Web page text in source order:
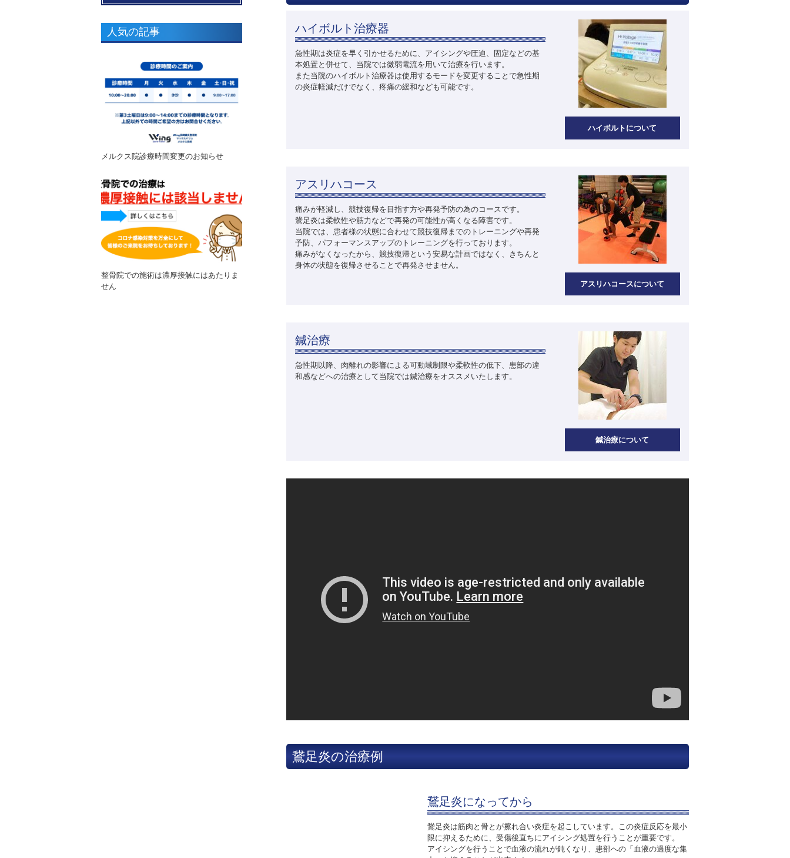
ハイボルト治療器
急性期は炎症を早く引かせるために、アイシングや圧迫、固定などの基
本処置と併せて、当院では微弱電流を用いて治療を行います。
また当院のハイボルト治療器は使用するモードを変更することで急性期
の炎症軽減だけでなく、疼痛の緩和なども可能です。
ハイボルトについて
アスリハコース
痛みが軽減し、競技復帰を目指す方や再発予防の為のコースです。
鵞足炎は柔軟性や筋力などで再発の可能性が高くなる障害です。
当院では、患者様の状態に合わせて競技復帰までのトレーニングや再発
予防、パフォーマンスアップのトレーニングを行っております。
痛みがなくなったから、競技復帰という安易な計画ではなく、きちんと
身体の状態を復帰させることで再発させません。
アスリハコースについて
鍼治療
急性期以降、肉離れの影響による可動域制限や柔軟性の低下、患部の違
和感などへの治療として当院では鍼治療をオススメいたします。
鍼治療について
鵞足炎の治療例
鵞足炎になってから
鵞足炎は筋肉と骨とが擦れ合い炎症を起こしています。この炎症反応を最小
限に抑えるために、受傷後直ちにアイシング処置を行うことが重要です。
アイシングを行うことで血液の流れが鈍くなり、患部への「血液の過度な集
人気の記事
メルクス院診療時間変更のお知らせ
整骨院での施術は濃厚接触にはあたりま
せん